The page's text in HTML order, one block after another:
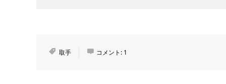
取手 コメント: 1